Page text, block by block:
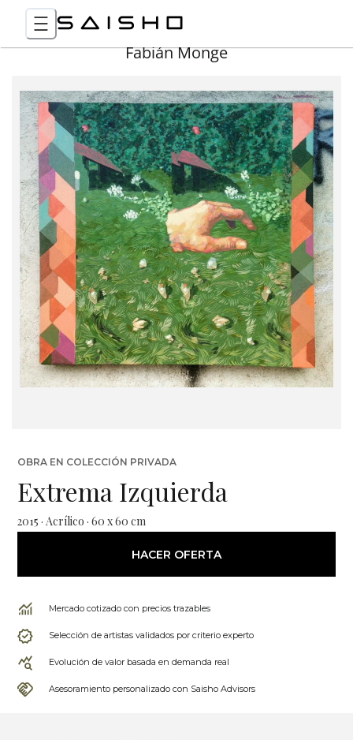
Fabián Monge
OBRA EN COLECCIÓN PRIVADA
Extrema Izquierda
2015 · Acrílico · 60 x 60 cm
HACER OFERTA
Mercado cotizado con precios trazables
Selección de artistas validados por criterio experto
Evolución de valor basada en demanda real
Asesoramiento personalizado con Saisho Advisors